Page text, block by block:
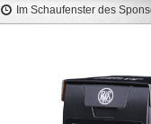
Im Schaufenster des